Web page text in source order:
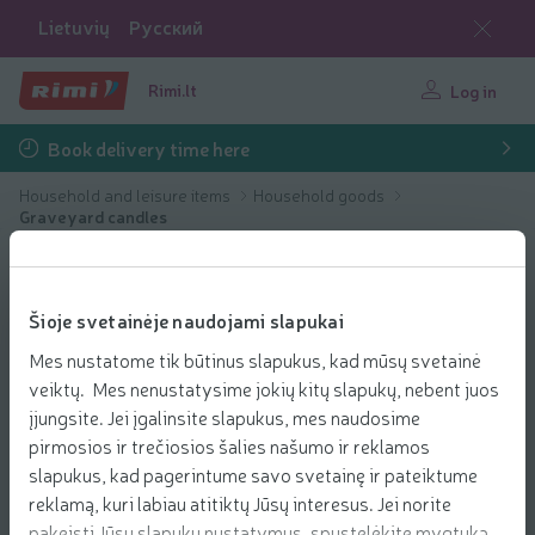
Šioje svetainėje naudojami slapukai
Mes nustatome tik būtinus slapukus, kad mūsų svetainė
veiktų. Mes nenustatysime jokių kitų slapukų, nebent juos
įjungsite. Jei įgalinsite slapukus, mes naudosime
pirmosios ir trečiosios šalies našumo ir reklamos
slapukus, kad pagerintume savo svetainę ir pateiktume
reklamą, kuri labiau atitiktų Jūsų interesus. Jei norite
Lietuvių Русский
Rimi.lt Log in
Book delivery time here
Household and leisure items
Household goods
Graveyard candles